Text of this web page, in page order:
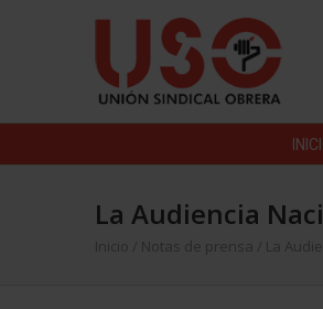
La Audiencia
Inicio Notas de prensa La